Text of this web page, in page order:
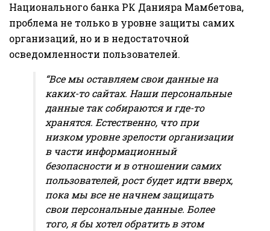
Национального банка РК Данияра Мамбетова,
проблема не только в уровне защиты самих
организаций, но и в недостаточной
осведомленности пользователей.
“Все мы оставляем свои данные на
каких-то сайтах. Наши персональные
данные так собираются и где-то
хранятся. Естественно, что при
низком уровне зрелости организации
в части информационный
безопасности и в отношении самих
пользователей, рост будет идти вверх,
пока мы все не начнем защищать
свои персональные данные. Более
того, я бы хотел обратить в этом